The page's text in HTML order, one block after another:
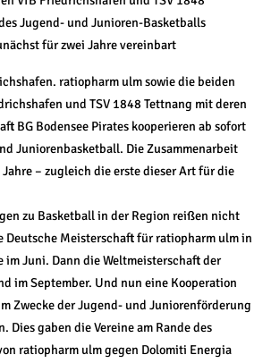
Jugend- und Junioren-Basketballs
für zwei Jahre vereinbart
ratiopharm ulm sowie die beiden
und TSV 1848 Tettnang mit deren
BG Bodensee Pirates kooperieren ab sofort
Juniorenbasketball. Die Zusammenarbeit
– zugleich die erste dieser Art für die
zu Basketball in der Region reißen nicht
Deutsche Meisterschaft für ratiopharm ulm in
im Juni. Dann die Weltmeisterschaft der
im September. Und nun eine Kooperation
Zwecke der Jugend- und Juniorenförderung
Dies gaben die Vereine am Rande des
ratiopharm ulm gegen Dolomiti Energia